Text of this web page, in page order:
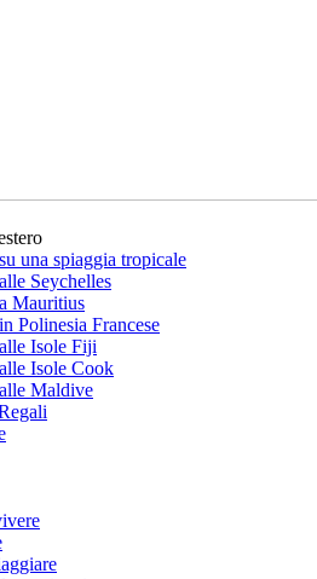
una spiaggia tropicale
Seychelles
Mauritius
Polinesia Francese
Isole Fiji
Isole Cook
Maldive